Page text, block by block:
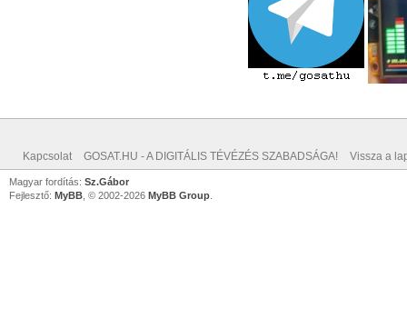
Kapcsolat GOSAT.HU - A DIGITÁLIS TÉVÉZÉS SZABADSÁGA! Vissza a
Magyar fordítás: Sz.Gábor
Fejlesztő: MyBB , © 2002-2026 MyBB Group